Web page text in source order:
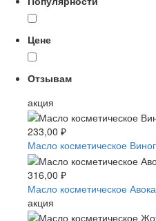
Цене
Отзывам
акция
233,00 ₽
Масло косметическое
316,00 ₽
Масло косметическое
акция